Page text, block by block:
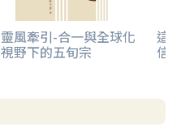
靈風牽引-合一與全球化
視野下的五旬宗
這
信